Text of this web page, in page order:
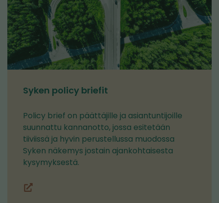
Syken policy briefit
Policy brief on päättäjille ja asiantuntijoille
suunnattu kannanotto, jossa esitetään
tiiviissä ja hyvin perustellussa muodossa
Syken näkemys jostain ajankohtaisesta
kysymyksestä.
Katso
(siirryt